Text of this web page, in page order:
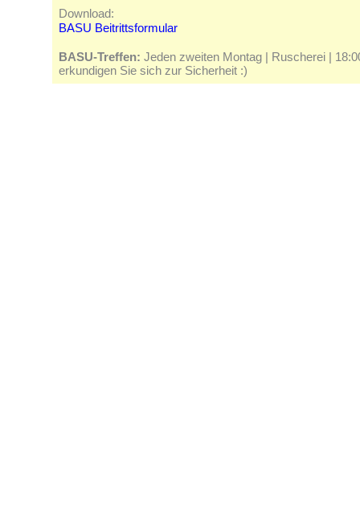
Download:
BASU Beitrittsformular
BASU-Treffen: Jeden zweiten Montag | Ruscherei |
erkundigen Sie sich zur Sicherheit :)